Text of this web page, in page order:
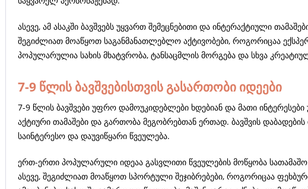
ასევე, ამ ასაკში ბავშვებს უყვართ შემეცნებითი და ინტერაქტიული
შეგიძლიათ მოაწყოთ საგანმანათლებლო აქტივობები, როგორიცაა
პოპულარულია სახის მხატვრობა, ტანსაცმლის მორგება და სხვა
7-9 წლის ბავშვებისთვის გასართობი იდეები
7-9 წლის ბავშვები უფრო დამოუკიდებლები ხდებიან და მათი
აქტიური თამაშები და გართობა მეგობრებთან ერთად. ბავშვის
საინტერესო და დაუვიწყარი წვეულება.
ერთ-ერთი პოპულარული იდეაა გასვლითი წვეულების მოწყობა სათამაშო
ასევე, შეგიძლიათ მოაწყოთ სპორტული შეჯიბრებები, როგორიცაა